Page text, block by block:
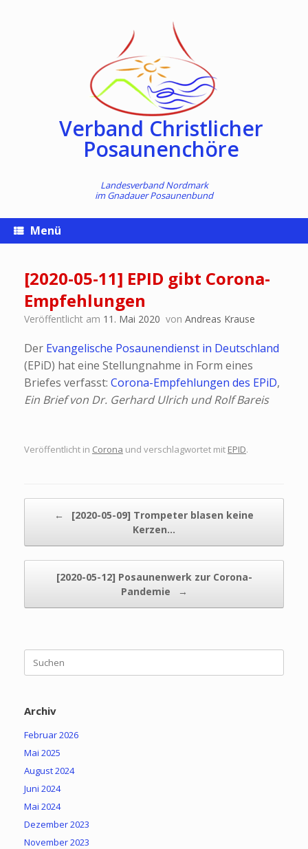
Verband Christlicher
Posaunenchöre
Landesverband Nordmark
imGnadauer Posaunenbund
Menü
[2020-05-11] EPID gibt Corona-
Empfehlungen
Veröffentlicht am 11. Mai 2020 von Andreas Krause
Der Evangelische Posaunendienst in Deutschland
(EPiD) hat eine Stellungnahme in Form eines
Briefes verfasst: Corona-Empfehlungen des EPiD,
Ein Brief von Dr. Gerhard Ulrich und Rolf Bareis
Veröffentlicht in Corona und verschlagwortet mit EPID.
←
[2020-05-09] Trompeter blasen keine
Kerzen…
[2020-05-12] Posaunenwerk zur Corona-
Pandemie
→
Suchen
nach:
Archiv
Februar 2026
Mai 2025
August 2024
Juni 2024
Mai 2024
Dezember 2023
November 2023